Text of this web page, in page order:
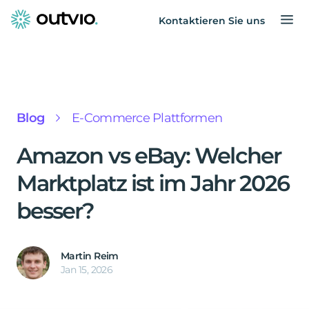
Kontaktieren Sie uns
Blog E-Commerce Plattformen
Amazon vs eBay: Welcher
Marktplatz ist im Jahr 2026
besser?
Martin Reim
Jan 15, 2026